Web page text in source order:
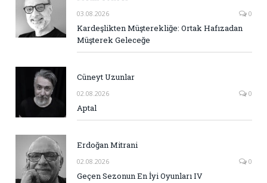
03.08.2026 0
Kardeşlikten Müşterekliğe: Ortak Hafızadan
Müşterek Geleceğe
Cüneyt Uzunlar
02.08.2026 0
Aptal
Erdoğan Mitrani
02.08.2026 0
Geçen Sezonun En İyi Oyunları IV